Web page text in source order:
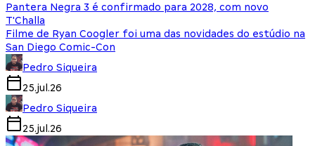
Pantera Negra 3 é confirmado para 2028, com novo
T'Challa
Filme de Ryan Coogler foi uma das novidades do estúdio na
San Diego Comic-Con
Pedro Siqueira
25.jul.26
Pedro Siqueira
25.jul.26